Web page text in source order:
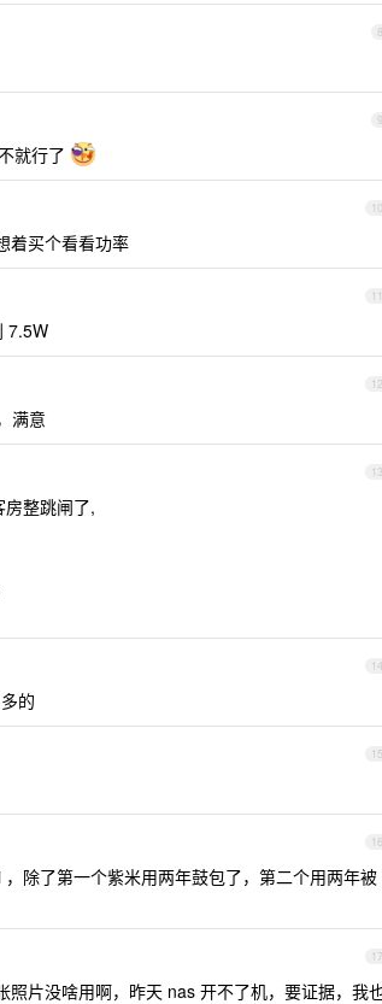
8
9
就行了
10
着买个看看功率
11
7.5W
12
满意
13
整跳闸了,
14
的
15
16
除了第一个紫米用两年鼓包了，第二个用两年被
17
片没啥用啊，昨天 nas 开不了机，要证据，我